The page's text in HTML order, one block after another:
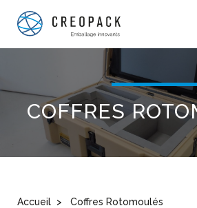
COFFRES
Accueil Coffres Rotomoulés